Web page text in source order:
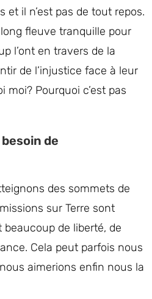
et il n’est pas de tout repos.
fleuve tranquille pour
l’ont en travers de la
de l’injustice face à leur
moi? Pourquoi c’est pas
de
des sommets de
sur Terre sont
de liberté, de
Cela peut parfois nous
aimerions enfin nous la